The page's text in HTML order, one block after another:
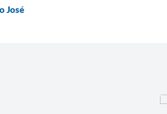
José